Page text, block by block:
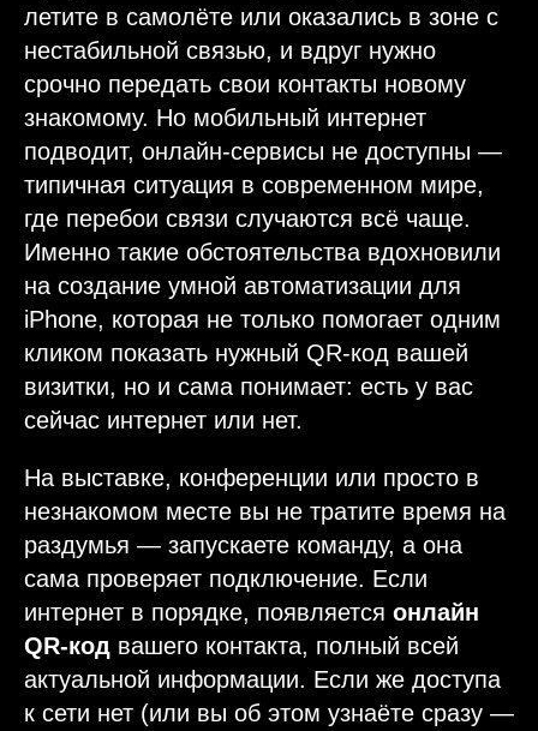
летите в самолёте или оказались в зоне с
нестабильной связью, и вдруг нужно
срочно передать свои контакты новому
знакомому. Но мобильный интернет
подводит, онлайн-сервисы не доступны —
типичная ситуация в современном мире,
где перебои связи случаются всё чаще.
Именно такие обстоятельства вдохновили
на создание умной автоматизации для
iPhone, которая не только помогает одним
кликом показать нужный QR-код вашей
визитки, но и сама понимает: есть у вас
сейчас интернет или нет.
На выставке, конференции или просто в
незнакомом месте вы не тратите время на
раздумья — запускаете команду, а она
сама проверяет подключение. Если
интернет в порядке, появляется онлайн
QR-код вашего контакта, полный всей
актуальной информации. Если же доступа
к сети нет (или вы об этом узнаёте сразу —